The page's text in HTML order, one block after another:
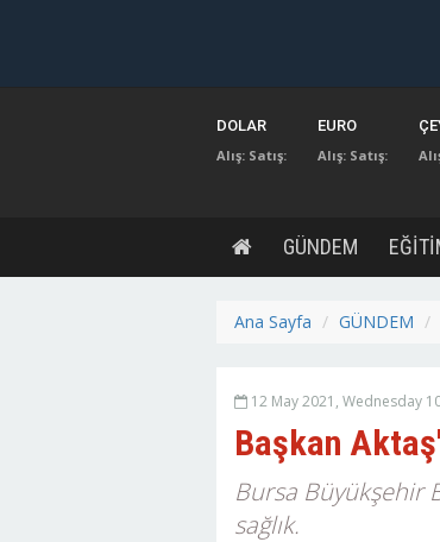
DOLAR
Alış: Satış:
EURO
Alış: Satış:
GÜNDEM
Ana Sayfa GÜNDEM
12 May 2021, Wednesday
Başkan
Bursa Büyükşehir
sağlık.